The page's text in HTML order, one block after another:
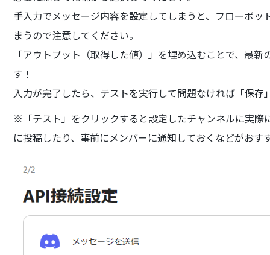
手入力でメッセージ内容を設定してしまうと、フローボ
まうので注意してください。
「アウトプット（取得した値）」を埋め込むことで、最
す！
入力が完了したら、テストを実行して問題なければ「保存
※「テスト」をクリックすると設定したチャンネルに実
に投稿したり、事前にメンバーに通知しておくなどがおす